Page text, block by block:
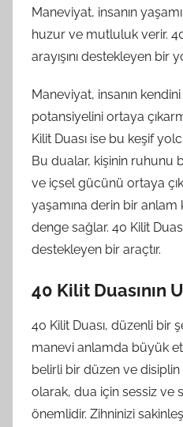
Maneviyat, insanın
huzur ve mutluluk verir.
arayışını destekleyen bir
Maneviyat, insanın
potansiyelini ortaya
Kilit Duası ise bu keşif
Bu dualar, kişinin ruhunu
ve içsel gücünü ortaya
yaşamına derin bir
denge sağlar. 40 Kilit
destekleyen bir araçtır.
40 Kilit Duasının
40 Kilit Duası, düzenli bir
manevi anlamda büyük
belirli bir düzen ve disiplin
olarak, dua için sessiz ve
önemlidir. Zihninizi